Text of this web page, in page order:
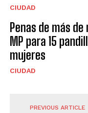
CIUDAD
Penas de más
MP para 15
mujeres
CIUDAD
PREVIOUS ARTICLE